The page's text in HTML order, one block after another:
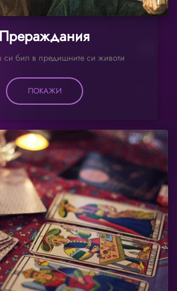
Прераждания
си бил в предишните си животи
ПОКАЖИ